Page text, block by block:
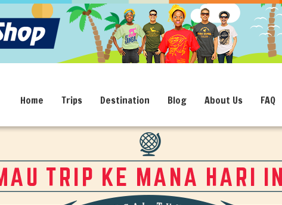
Home Trips Destination Blog About Us FAQ